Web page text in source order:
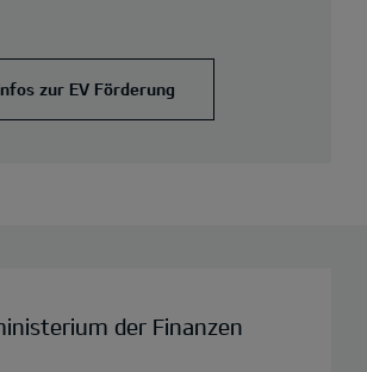
zur EV Förderung
der Finanzen